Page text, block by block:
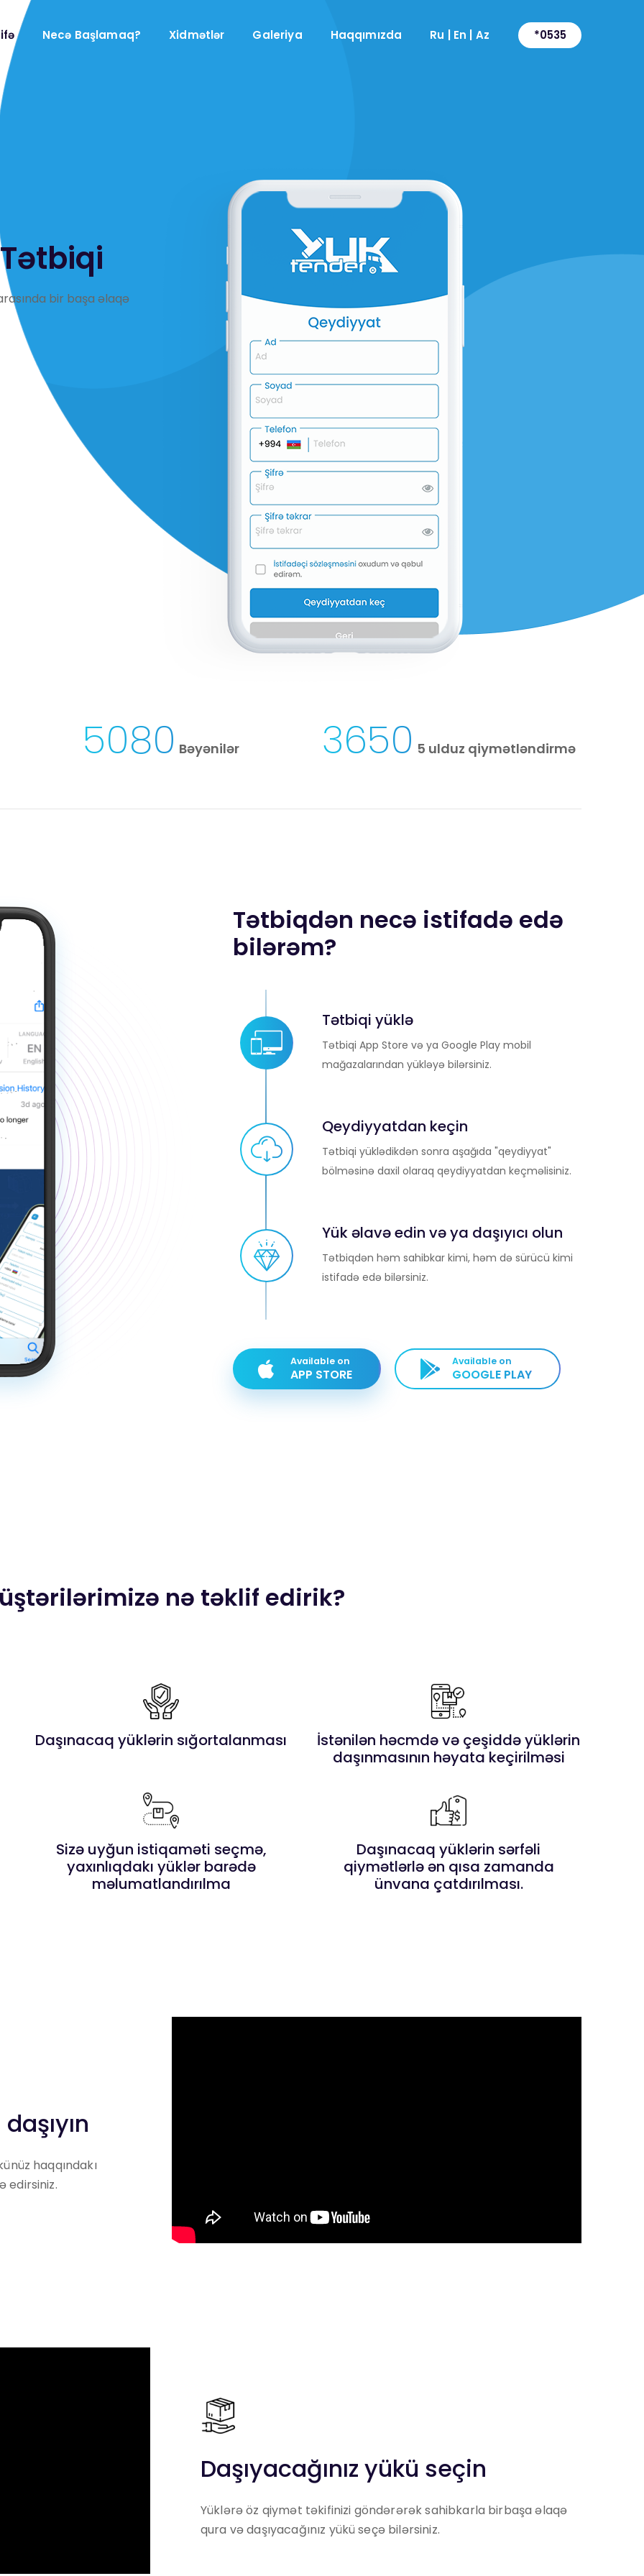
Necə Başlamaq? Xidmətlər Galeriya Haqqımızda Ru En Az *0535
bir başa əlaqə
5080 Bəyənilər 3650 5 ulduz qiymətləndirmə
Tətbiqdən necə istifadə edə
bilərəm?
Tətbiqi yüklə
Tətbiqi App Store və ya Google Play mobil
mağazalarından yükləyə bilərsiniz.
Qeydiyyatdan keçin
Tətbiqi yüklədikdən sonra aşağıda "qeydiyyat"
bölməsinə daxil olaraq qeydiyyatdan keçməlisiniz.
Yük əlavə edin və ya daşıyıcı olun
Tətbiqdən həm sahibkar kimi, həm də sürücü kimi
istifadə edə bilərsiniz.
Available on
APP STORE
Available on
GOOGLE PLAY
nə təklif edirik?
Daşınacaq yüklərin sığortalanması
İstənilən həcmdə və çeşiddə yüklərin
daşınmasının həyata keçirilməsi
Sizə uyğun istiqaməti seçmə,
yaxınlıqdakı yüklər barədə
məlumatlandırılma
Daşınacaq yüklərin sərfəli
qiymətlərlə ən qısa zamanda
ünvana çatdırılması.
haqqındakı
edirsiniz.
Daşıyacağınız yükü seçin
Yüklərə öz qiymət təkifinizi göndərərək sahibkarla birbaşa əlaqə
qura və daşıyacağınız yükü seçə bilərsiniz.